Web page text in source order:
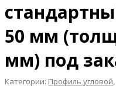
50 мм
мм) под
Категории: Профиль угловой,